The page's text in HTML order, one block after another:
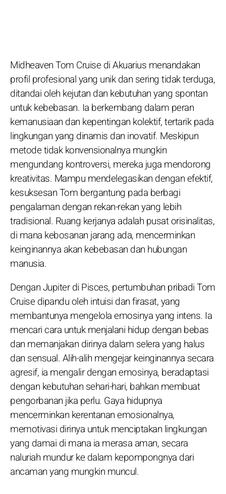
Midheaven Tom Cruise di Akuarius menandakan
profil profesional yang unik dan sering tidak terduga,
ditandai oleh kejutan dan kebutuhan yang spontan
untuk kebebasan. Ia berkembang dalam peran
kemanusiaan dan kepentingan kolektif, tertarik pada
lingkungan yang dinamis dan inovatif. Meskipun
metode tidak konvensionalnya mungkin
mengundang kontroversi, mereka juga mendorong
kreativitas. Mampu mendelegasikan dengan efektif,
kesuksesan Tom bergantung pada berbagi
pengalaman dengan rekan-rekan yang lebih
tradisional. Ruang kerjanya adalah pusat orisinalitas,
di mana kebosanan jarang ada, mencerminkan
keinginannya akan kebebasan dan hubungan
manusia.
Dengan Jupiter di Pisces, pertumbuhan pribadi Tom
Cruise dipandu oleh intuisi dan firasat, yang
membantunya mengelola emosinya yang intens. Ia
mencari cara untuk menjalani hidup dengan bebas
dan memanjakan dirinya dalam selera yang halus
dan sensual. Alih-alih mengejar keinginannya secara
agresif, ia mengalir dengan emosinya, beradaptasi
dengan kebutuhan sehari-hari, bahkan membuat
pengorbanan jika perlu. Gaya hidupnya
mencerminkan kerentanan emosionalnya,
memotivasi dirinya untuk menciptakan lingkungan
yang damai di mana ia merasa aman, secara
naluriah mundur ke dalam kepompongnya dari
ancaman yang mungkin muncul.